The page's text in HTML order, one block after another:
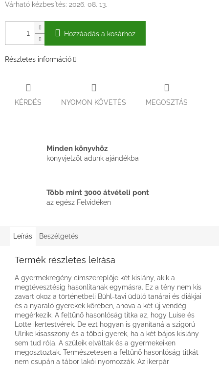
Várható kézbesítés: 2026. 08. 13.
Hozzáadás a kosárhoz
Részletes információ
KÉRDÉS NYOMON KÖVETÉS MEGOSZTÁS
Minden könyvhöz
könyvjelzőt adunk ajándékba
Több mint 3000 átvételi pont
az egész Felvidéken
Leírás Beszélgetés
Termék részletes leírása
A gyermekregény címszereplője két kislány, akik a
megtévesztésig hasonlítanak egymásra. Ez a tény nem kis
zavart okoz a történetbeli Bühl-tavi üdülő tanárai és diákjai
és a nyaraló gyerekek körében, ahova a két új vendég
megérkezik. A feltűnő hasonlóság titka az, hogy Luise és
Lotte ikertestvérek. De ezt hogyan is gyanítaná a szigorú
Ulrike kisasszony és a többi gyerek, ha a két bájos kislány
sem tud róla. A szüleik elváltak és a gyermekeiken
megosztoztak. Természetesen a feltűnő hasonlóság titkát
nem csupán a tábor lakói nyomozzák. Az ikerpár